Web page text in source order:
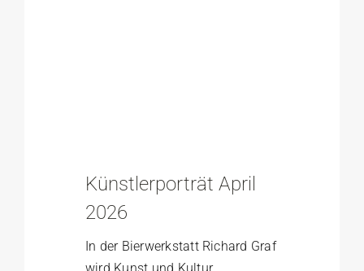
Künstlerporträt April
2026
In der Bierwerkstatt Richard Graf
wird Kunst und Kultur